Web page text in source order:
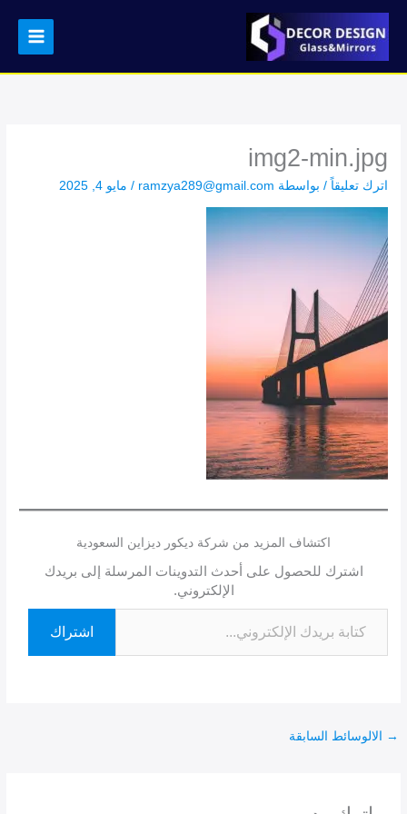
المحتوى
img2-min.jpg
اترك تعليقاً / بواسطة ramzya289@gmail.com
/ مايو 4, 2025
اكتشاف المزيد من شركة ديكور ديزاين السعودية
اشترك للحصول على أحدث التدوينات المرسلة إلى بريدك
الإلكتروني.
اشتراك
→ الالوسائط السابقة